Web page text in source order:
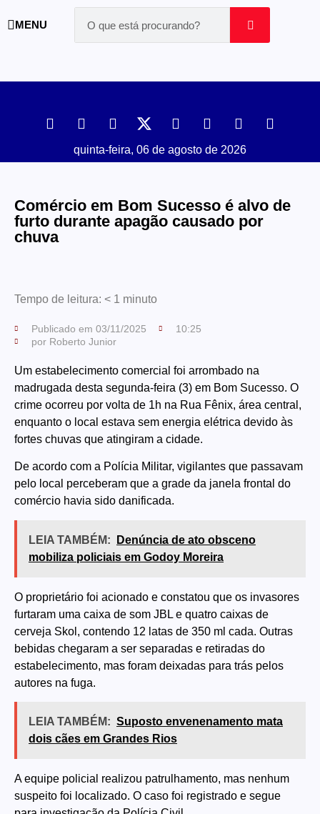
MENU
quinta-feira, 06 de agosto de 2026
Comércio em Bom Sucesso é alvo de
furto durante apagão causado por
chuva
Tempo de leitura: < 1 minuto
Publicado em 03/11/2025
10:25
por Roberto Junior
Um estabelecimento comercial foi arrombado na
madrugada desta segunda-feira (3) em Bom Sucesso. O
crime ocorreu por volta de 1h na Rua Fênix, área central,
enquanto o local estava sem energia elétrica devido às
fortes chuvas que atingiram a cidade.
De acordo com a Polícia Militar, vigilantes que passavam
pelo local perceberam que a grade da janela frontal do
comércio havia sido danificada.
LEIA TAMBÉM:
Denúncia de ato obsceno
mobiliza policiais em Godoy Moreira
O proprietário foi acionado e constatou que os invasores
furtaram uma caixa de som JBL e quatro caixas de
cerveja Skol, contendo 12 latas de 350 ml cada. Outras
bebidas chegaram a ser separadas e retiradas do
estabelecimento, mas foram deixadas para trás pelos
autores na fuga.
LEIA TAMBÉM: Suposto envenenamento mata
dois cães em Grandes Rios
A equipe policial realizou patrulhamento, mas nenhum
suspeito foi localizado. O caso foi registrado e segue